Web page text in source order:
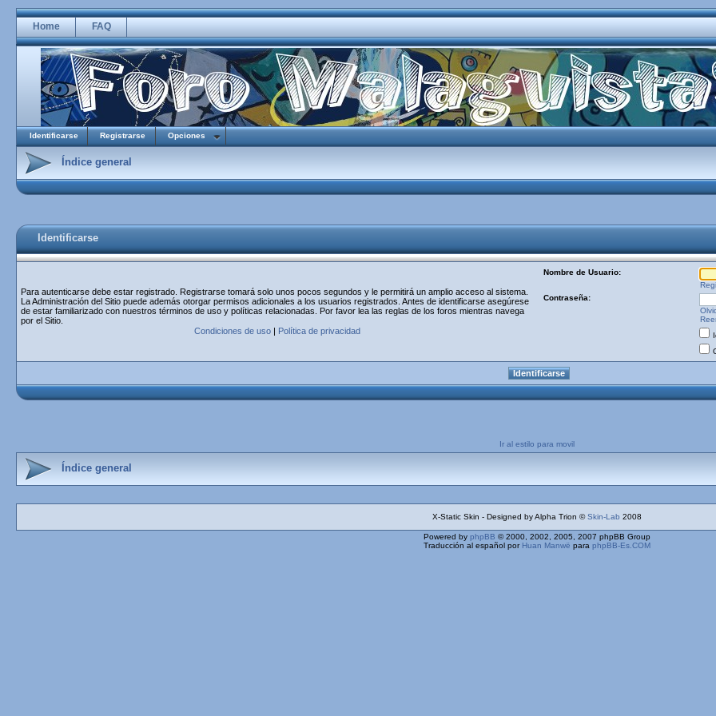
Home FAQ
Identificarse Registrarse Opciones
Índice general
Identificarse
Para autenticarse debe estar registrado. Registrarse tomará solo unos pocos segundos y le permitirá un amplio acceso al sistema.
La Administración del Sitio puede además otorgar permisos adicionales a los usuarios registrados. Antes de identificarse asegúrese
de estar familiarizado con nuestros términos de uso y políticas relacionadas. Por favor lea las reglas de los foros mientras navega
por el Sitio.
Condiciones de uso| Política de privacidad
Nombre de Usuario:
Contraseña:
Ir al estilo para movil
Índice general
X-Static Skin - Designed by Alpha Trion ©Skin-Lab 2008
Powered by phpBB © 2000, 2002, 2005, 2007 phpBB Group
Traducción al español por Huan Manwë para phpBB-Es.COM